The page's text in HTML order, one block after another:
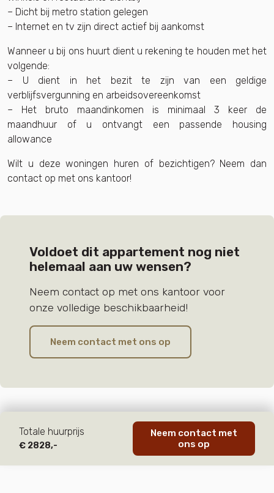
– Dicht bij metro station gelegen
– Internet en tv zijn direct actief bij aankomst
Wanneer u bij ons huurt dient u rekening te houden met het
volgende:
– U dient in het bezit te zijn van een geldige
verblijfsvergunning en arbeidsovereenkomst
– Het bruto maandinkomen is minimaal 3 keer de
maandhuur of u ontvangt een passende housing
allowance
Wilt u deze woningen huren of bezichtigen? Neem dan
contact op met ons kantoor!
Voldoet dit appartement nog niet
helemaal aan uw wensen?
Neem contact op met ons kantoor voor
onze volledige beschikbaarheid!
Neem contact met ons op
Totale huurprijs
€ 2828,-
Neem contact met
ons op